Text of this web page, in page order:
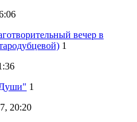
вечер в
1
1
20:20